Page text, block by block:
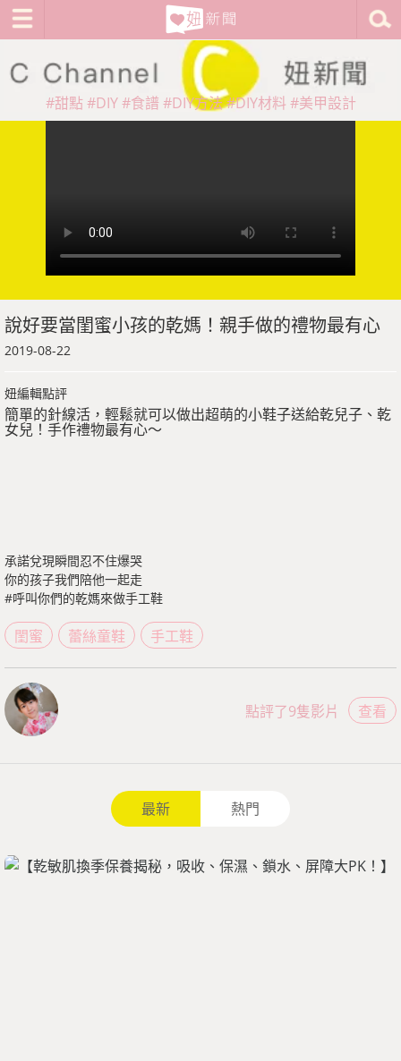
#甜點 #DIY #食譜 #DIY方法#DIY材料 #美甲設計
說好要當閨蜜小孩的乾媽！親手做的禮物最有心
2019-08-22
妞編輯點評
簡單的針線活，輕鬆就可以做出超萌的小鞋子送給乾兒子、乾
女兒！手作禮物最有心～
承諾兌現瞬間忍不住爆哭
你的孩子我們陪他一起走
#呼叫你們的乾媽來做手工鞋
閨蜜 蕾絲童鞋 手工鞋
查看
點評了9隻影片
最新 熱門